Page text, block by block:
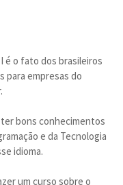
é o fato dos brasileiros
para empresas do
bons conhecimentos
e da Tecnologia
idioma.
um curso sobre o